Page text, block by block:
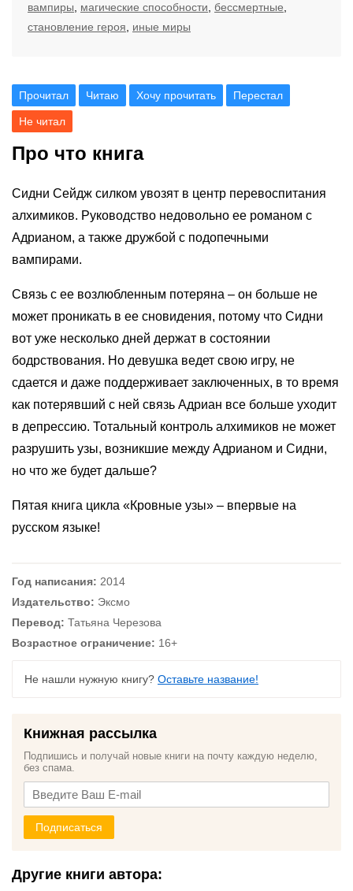
вампиры
магические способности бессмертные
становление героя
иные миры
Прочитал Читаю Хочу прочитать Перестал
Не читал
Про что книга
Сидни Сейдж силком увозят в центр перевоспитания
алхимиков. Руководство недовольно ее романом с
Адрианом, а также дружбой с подопечными
вампирами.
Связь с ее возлюбленным потеряна – он больше не
может проникать в ее сновидения, потому что Сидни
вот уже несколько дней держат в состоянии
бодрствования. Но девушка ведет свою игру, не
сдается и даже поддерживает заключенных, в то время
как потерявший с ней связь Адриан все больше уходит
в депрессию. Тотальный контроль алхимиков не может
разрушить узы, возникшие между Адрианом и Сидни,
но что же будет дальше?
Пятая книга цикла «Кровные узы» – впервые на
русском языке!
Год написания: 2014
Издательство: Эксмо
Перевод: Татьяна Черезова
Возрастное ограничение: 16+
Не нашли нужную книгу? Оставьте название!
Книжная рассылка
Подпишись и получай новые книги на почту каждую неделю,
без спама.
Подписаться
Другие книги автора: